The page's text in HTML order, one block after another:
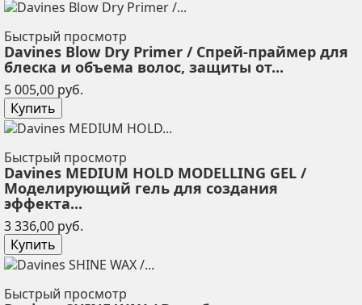
Быстрый просмотр
Davines Blow Dry Primer / Спрей-праймер для
блеска и объема волос, защиты от...
5 005,00 руб.
Купить
Быстрый просмотр
Davines MEDIUM HOLD MODELLING GEL /
Моделирующий гель для создания
эффекта...
3 336,00 руб.
Купить
Быстрый просмотр